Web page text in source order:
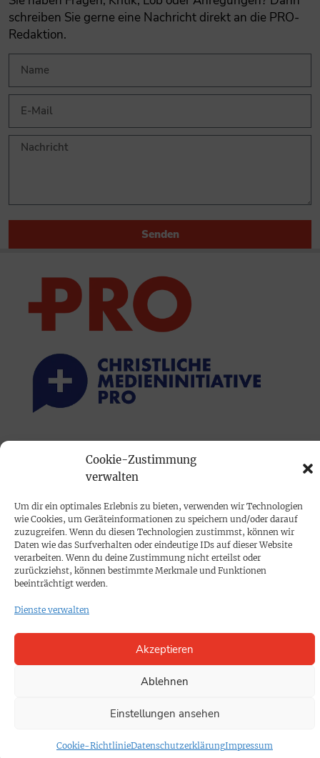
Cookie-Zustimmung
verwalten
Um dir ein optimales Erlebnis zu bieten, verwenden wir Technologien
wie Cookies, um Geräteinformationen zu speichern und/oder darauf
zuzugreifen. Wenn du diesen Technologien zustimmst, können wir
Daten wie das Surfverhalten oder eindeutige IDs auf dieser Website
verarbeiten. Wenn du deine Zustimmung nicht erteilst oder
zurückziehst, können bestimmte Merkmale und Funktionen
beeinträchtigt werden.
Dienste verwalten
Akzeptieren
Ablehnen
Einstellungen ansehen
Cookie-RichtlinieDatenschutzerklärungImpressum
schreiben Sie gerne eine Nachricht direkt an die PRO-
Redaktion.
Senden
Mediadaten
PROKOMPAKT
Impressum
SPENDEN
Cookie-Richtlinie